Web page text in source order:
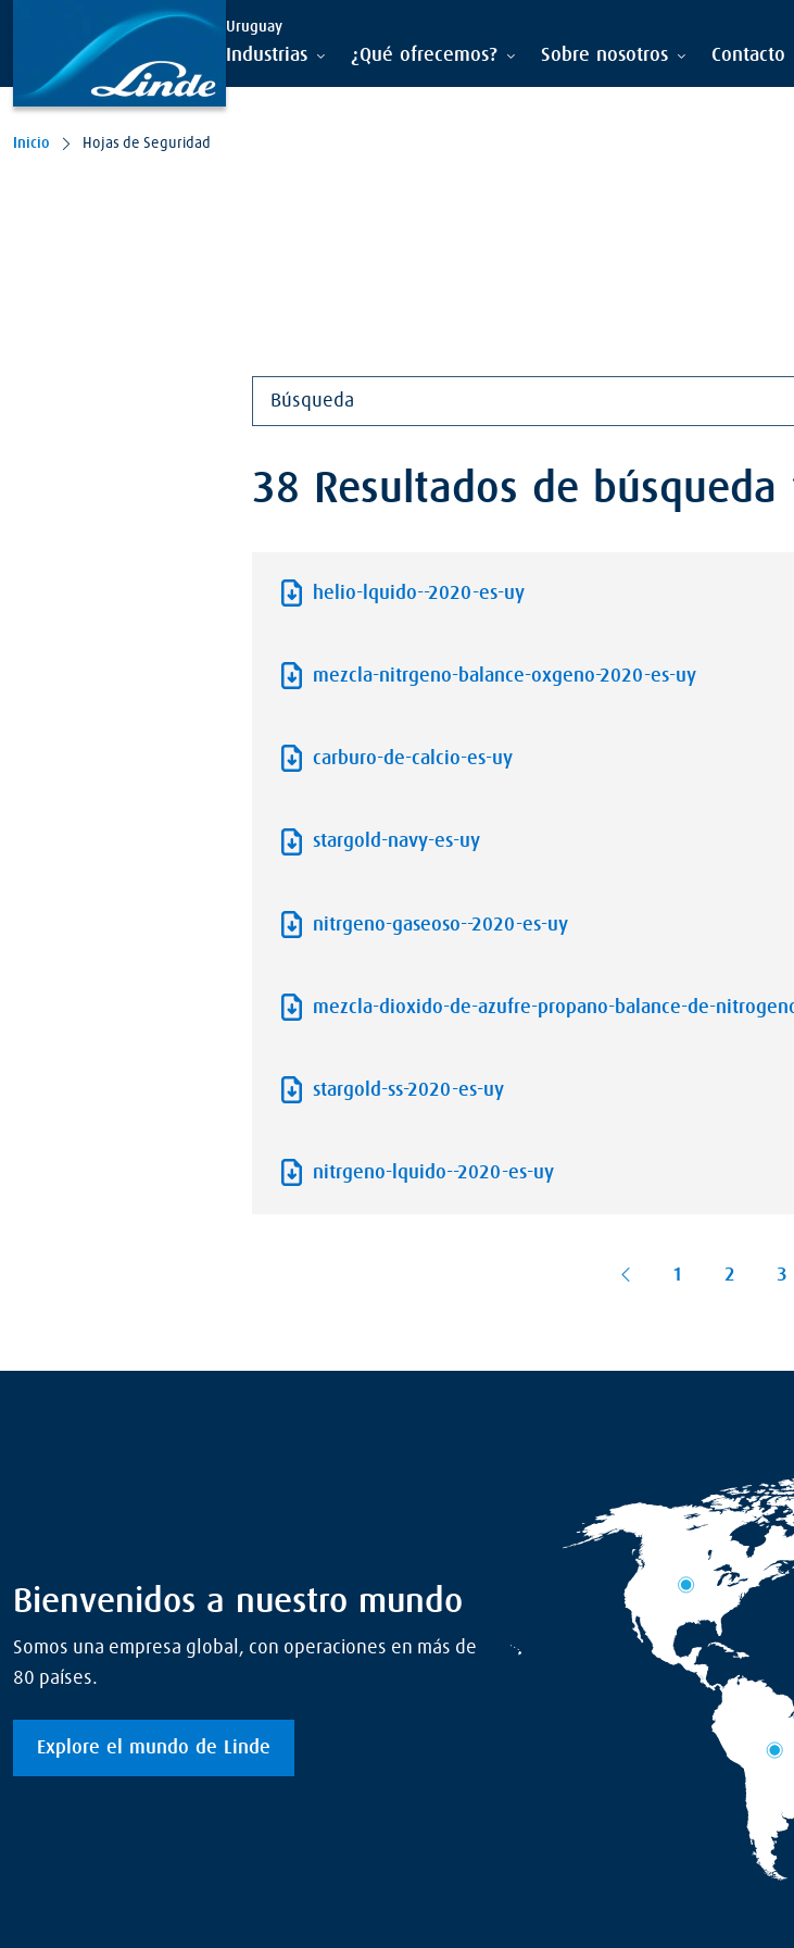
Ir al contenido principal Uruguay
Industrias ¿Qué ofrecemos? Sobre nosotros Contacto
Inicio Hojas de Seguridad
38 Resultados de búsqueda
helio-lquido--2020-es-uy
mezcla-nitrgeno-balance-oxgeno-2020-es-uy
carburo-de-calcio-es-uy
stargold-navy-es-uy
nitrgeno-gaseoso--2020-es-uy
mezcla-dioxido-de-azufre-propano-balance-de-
stargold-ss-2020-es-uy
nitrgeno-lquido--2020-es-uy
1 2 3
Bienvenidos a nuestro mundo
Somos una empresa global, con operaciones en más de
80 países.
Explore el mundo de Linde